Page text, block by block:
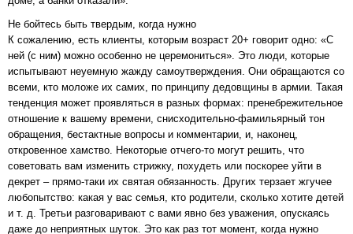
Не бойтесь быть твердым, когда нужно
К сожалению, есть клиенты, которым возраст 20+ говорит одно: «С
ней (с ним) можно особенно не церемониться». Это люди, которые
испытывают неуемную жажду самоутверждения. Они обращаются со
всеми, кто моложе их самих, по принципу дедовщины в армии. Такая
тенденция может проявляться в разных формах: пренебрежительное
отношение к вашему времени, снисходительно-фамильярный тон
обращения, бестактные вопросы и комментарии, и, наконец,
откровенное хамство. Некоторые отчего-то могут решить, что
советовать вам изменить стрижку, похудеть или поскорее уйти в
декрет – прямо-таки их святая обязанность. Других терзает жгучее
любопытство: какая у вас семья, кто родители, сколько хотите детей
и т. д. Третьи разговаривают с вами явно без уважения, опускаясь
даже до неприятных шуток. Это как раз тот момент, когда нужно